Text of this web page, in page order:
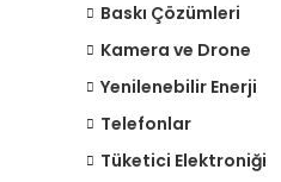
Baskı Çözümleri
Kamera ve Drone
Yenilenebilir Enerji
Telefonlar
Tüketici Elektroniği